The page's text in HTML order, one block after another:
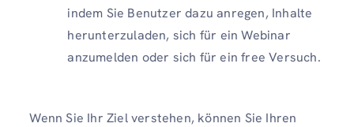
indem Sie Benutzer dazu anregen, Inhalte
herunterzuladen, sich für ein Webinar
anzumelden oder sich für ein free Versuch.
Wenn Sie Ihr Ziel verstehen, können Sie Ihren